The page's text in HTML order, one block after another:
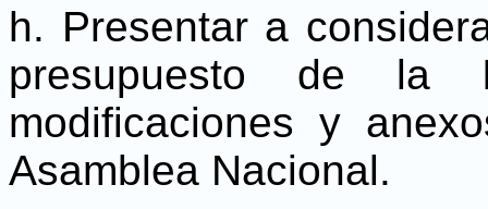
h. Presentar a
presupuesto de la
modificaciones y
Asamblea Nacional.